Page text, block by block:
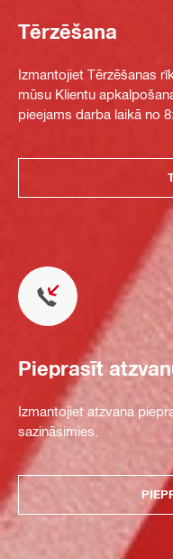
Tērzēšana
Izmantojiet Tērzēšanas
mūsu Klientu
pieejams darba laikā no
Pieprasīt
Izmantojiet atzvana
sazināsimies.